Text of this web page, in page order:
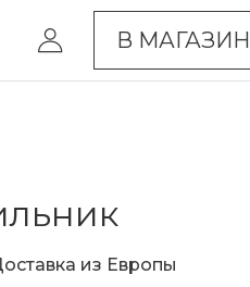
В МАГАЗИН
из Европы